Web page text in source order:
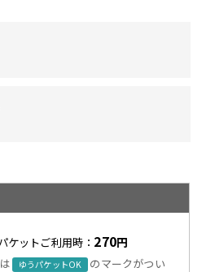
ケットご利用時： 270円
ゆうパケットOK
のマークがつい